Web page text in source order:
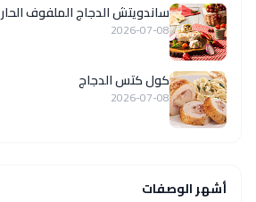
ساندويتش الدجاج الملفوف الحار
2026-07-08
كول كتس الدجاج
2026-07-08
أشهر الوصفات